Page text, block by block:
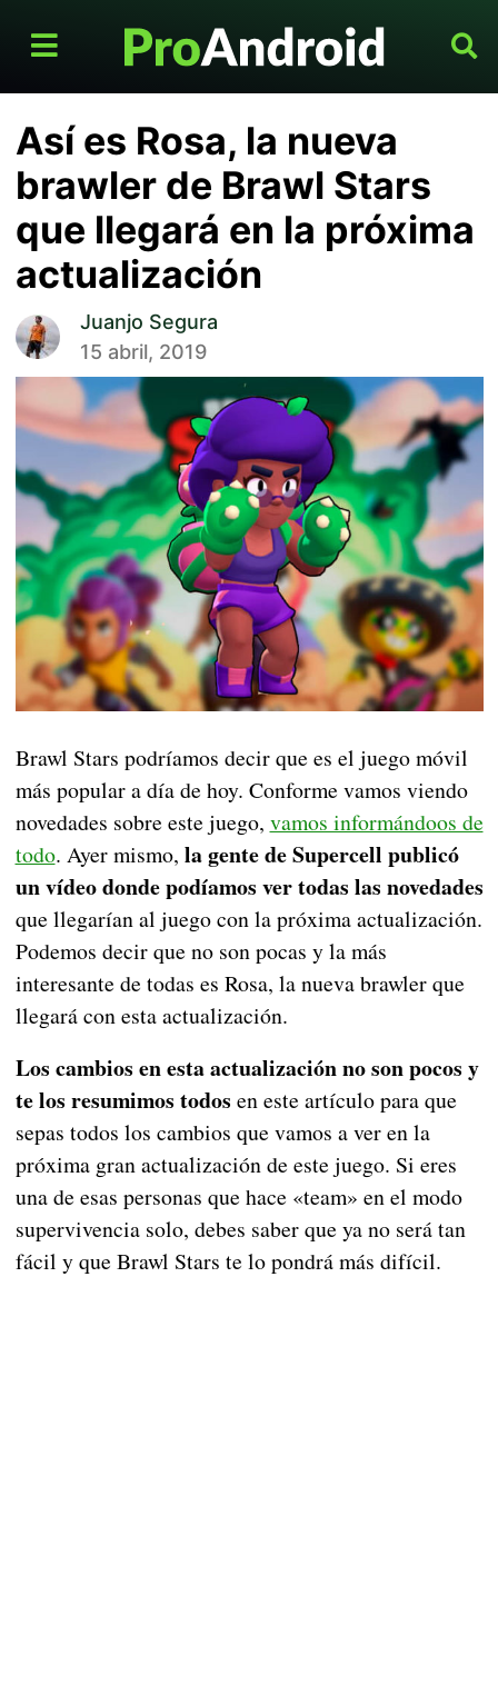
Así es Rosa, la nueva
brawler de Brawl Stars
que llegará en la próxima
actualización
Juanjo Segura
15 abril, 2019
Brawl Stars podríamos decir que es el juego móvil
más popular a día de hoy. Conforme vamos viendo
novedades sobre este juego, vamos informándoos de
todo. Ayer mismo, la gente de Supercell publicó
un vídeo donde podíamos ver todas las novedades
que llegarían al juego con la próxima actualización.
Podemos decir que no son pocas y la más
interesante de todas es Rosa, la nueva brawler que
llegará con esta actualización.
Los cambios en esta actualización no son pocos y
te los resumimos todos en este artículo para que
sepas todos los cambios que vamos a ver en la
próxima gran actualización de este juego. Si eres
una de esas personas que hace «team» en el modo
supervivencia solo, debes saber que ya no será tan
fácil y que Brawl Stars te lo pondrá más difícil.